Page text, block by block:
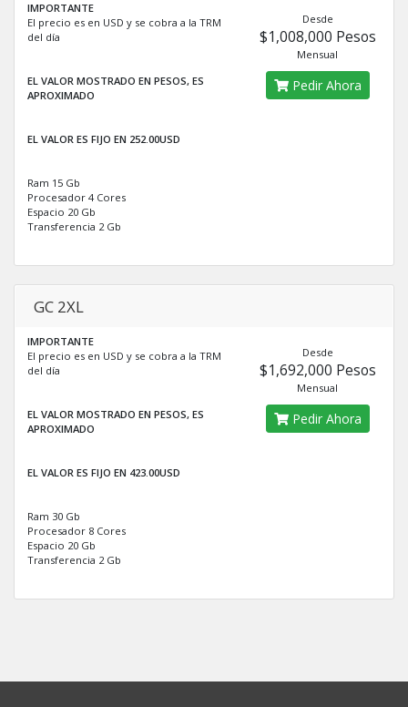
IMPORTANTE
El precio es en USD y se cobra a la TRM
del día
EL VALOR MOSTRADO EN PESOS, ES
APROXIMADO
EL VALOR ES FIJO EN 252.00USD
Ram 15 Gb
Procesador 4 Cores
Espacio 20 Gb
Transferencia 2 Gb
Desde
$1,008,000 Pesos
Mensual
Pedir Ahora
GC 2XL
IMPORTANTE
El precio es en USD y se cobra a la TRM
del día
EL VALOR MOSTRADO EN PESOS, ES
APROXIMADO
EL VALOR ES FIJO EN 423.00USD
Ram 30 Gb
Procesador 8 Cores
Espacio 20 Gb
Transferencia 2 Gb
Desde
$1,692,000 Pesos
Mensual
Pedir Ahora